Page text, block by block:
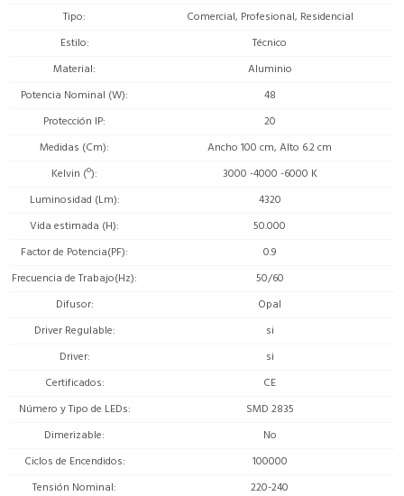
Tipo
Comercial, Profesional, Residencial
Estilo
Técnico
Material
Aluminio
Potencia Nominal (W)
48
Protección IP
20
Medidas (Cm)
Ancho 100 cm, Alto 6.2 cm
Kelvin (º)
3000 -4000 -6000 K
Luminosidad (Lm)
4320
Vida estimada (H)
50.000
Factor de Potencia(PF)
0.9
Frecuencia de Trabajo(Hz)
50/60
Difusor
Opal
Driver Regulable
si
Driver
si
Certificados
CE
Número y Tipo de LEDs
SMD 2835
Dimerizable
No
Ciclos de Encendidos
100000
Tensión Nominal
220-240